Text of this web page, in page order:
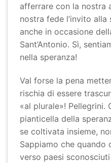
afferrare con la nostra
nostra fede l’invito
anche in occasione
Sant’Antonio. Sì,
nella speranza!
Val forse la pena
rischia di essere
«al plurale»! Pellegrini.
pianticella della
se coltivata insieme,
Sappiamo che quando
verso paesi